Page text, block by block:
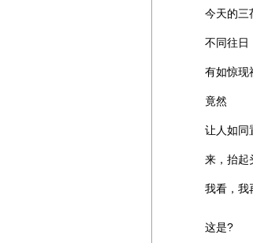
今天的三
不同往日
有如惊现
竟然
让人如同
来，抬起
我看，我
这是?